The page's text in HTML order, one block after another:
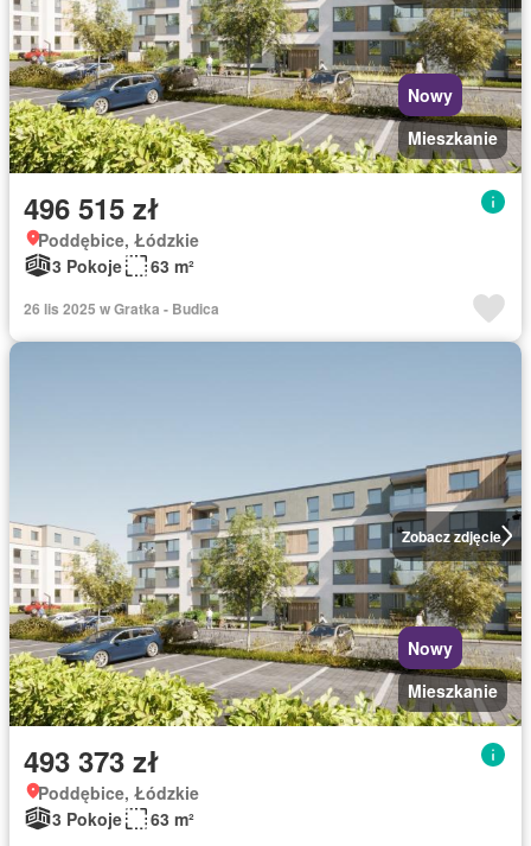
Nowy
Mieszkanie
496 515 zł
Poddębice, Łódzkie
3 Pokoje
63 m²
26 lis 2025 w Gratka - Budica
Zobacz zdjęcie
Nowy
Mieszkanie
493 373 zł
Poddębice, Łódzkie
3 Pokoje
63 m²